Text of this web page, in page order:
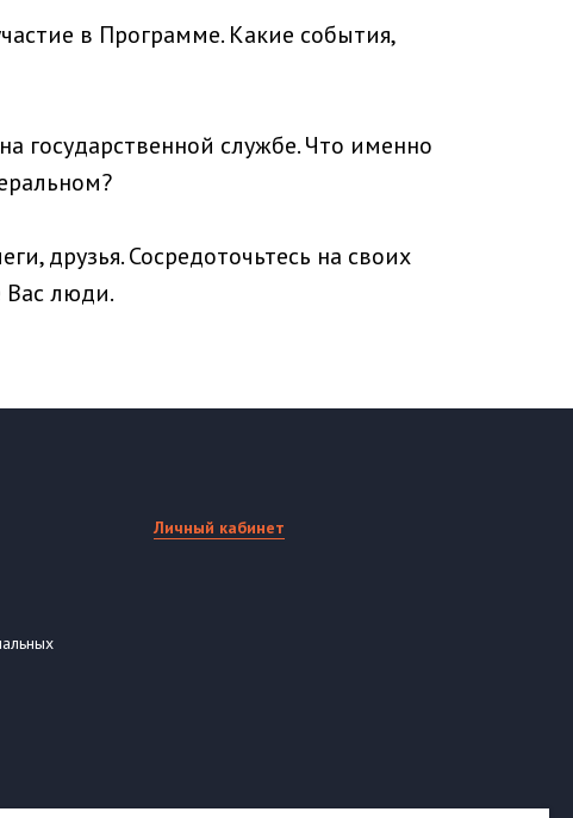
в Программе. Какие события,
государственной службе. Что именно
друзья. Сосредоточьтесь на своих
Вас люди.
Личный кабинет